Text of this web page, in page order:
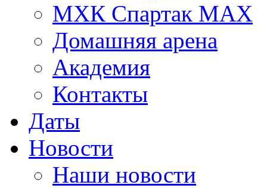
МХК Спартак МАХ
Домашняя арена
Академия
Контакты
Даты
Новости
Наши новости